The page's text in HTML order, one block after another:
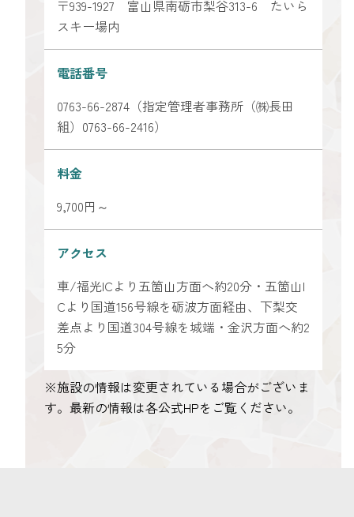
〒939-1927 富山県南砺市梨谷313-6 たいら
スキー場内
電話番号
0763-66-2874（指定管理者事務所（㈱長田
組）0763-66-2416）
料金
9,700円～
アクセス
車/福光ICより五箇山方面へ約20分・五箇山I
Cより国道156号線を砺波方面経由、下梨交
差点より国道304号線を城端・金沢方面へ約2
5分
※施設の情報は変更されている場合がございま
す。最新の情報は各公式HPをご覧ください。